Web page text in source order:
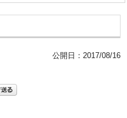
公開日： 2017/08/16